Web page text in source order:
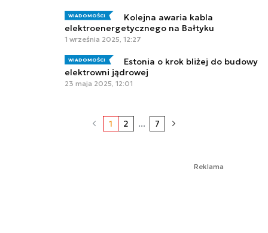
WIADOMOŚCI
Kolejna awaria kabla
elektroenergetycznego na Bałtyku
1 września 2025, 12:27
WIADOMOŚCI
Estonia o krok bliżej do budowy
elektrowni jądrowej
23 maja 2025, 12:01
1 2 ... 7
Reklama